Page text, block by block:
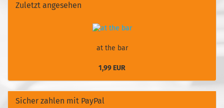
Zuletzt angesehen
at the bar
1,99 EUR
Sicher zahlen mit PayPal